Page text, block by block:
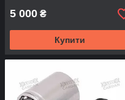
5 000 ₴
Купити